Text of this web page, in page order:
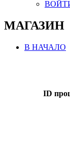
МАГАЗИН
В НАЧАЛО
ID